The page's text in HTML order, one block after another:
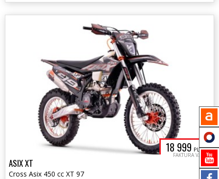
18 999 PLN
FAKTURA VAT
ASIX XT
Cross Asix 450 cc XT 97